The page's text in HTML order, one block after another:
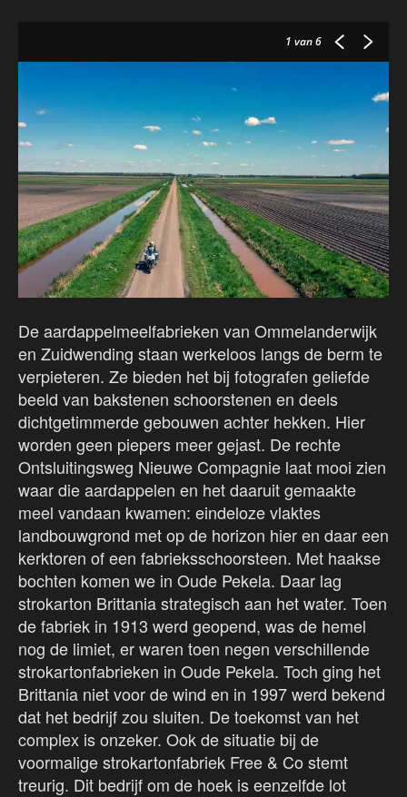
1 van 6
De aardappelmeelfabrieken van Ommelanderwijk
en Zuidwending staan werkeloos langs de berm te
verpieteren. Ze bieden het bij fotografen geliefde
beeld van bakstenen schoorstenen en deels
dichtgetimmerde gebouwen achter hekken. Hier
worden geen piepers meer gejast. De rechte
Ontsluitingsweg Nieuwe Compagnie laat mooi zien
waar die aardappelen en het daaruit gemaakte
meel vandaan kwamen: eindeloze vlaktes
landbouwgrond met op de horizon hier en daar een
kerktoren of een fabrieksschoorsteen. Met haakse
bochten komen we in Oude Pekela. Daar lag
strokarton Brittania strategisch aan het water. Toen
de fabriek in 1913 werd geopend, was de hemel
nog de limiet, er waren toen negen verschillende
strokartonfabrieken in Oude Pekela. Toch ging het
Brittania niet voor de wind en in 1997 werd bekend
dat het bedrijf zou sluiten. De toekomst van het
complex is onzeker. Ook de situatie bij de
voormalige strokartonfabriek Free & Co stemt
treurig. Dit bedrijf om de hoek is eenzelfde lot